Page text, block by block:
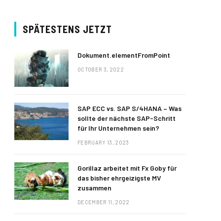
SPÄTESTENS JETZT
Dokument.elementFromPoint
OCTOBER 3, 2022
SAP ECC vs. SAP S/4HANA – Was
sollte der nächste SAP-Schritt
für Ihr Unternehmen sein?
FEBRUARY 13, 2023
Gorillaz arbeitet mit Fx Goby für
das bisher ehrgeizigste MV
zusammen
DECEMBER 11, 2022